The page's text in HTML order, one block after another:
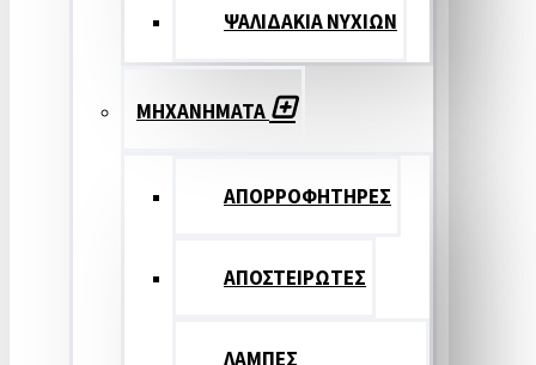
ΨΑΛΙΔΑΚΙΑ ΝΥΧΙΩΝ
ΜΗΧΑΝΗΜΑΤΑ
ΑΠΟΡΡΟΦΗΤΗΡΕΣ
ΑΠΟΣΤΕΙΡΩΤΕΣ
ΛΑΜΠΕΣ